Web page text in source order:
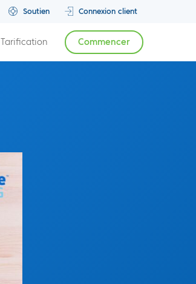
Soutien Connexion client
Tarification Commencer